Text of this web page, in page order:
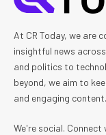
At CR Today, we are
insightful news
and politics to
beyond, we aim to
and engaging content.
We're social. Connect